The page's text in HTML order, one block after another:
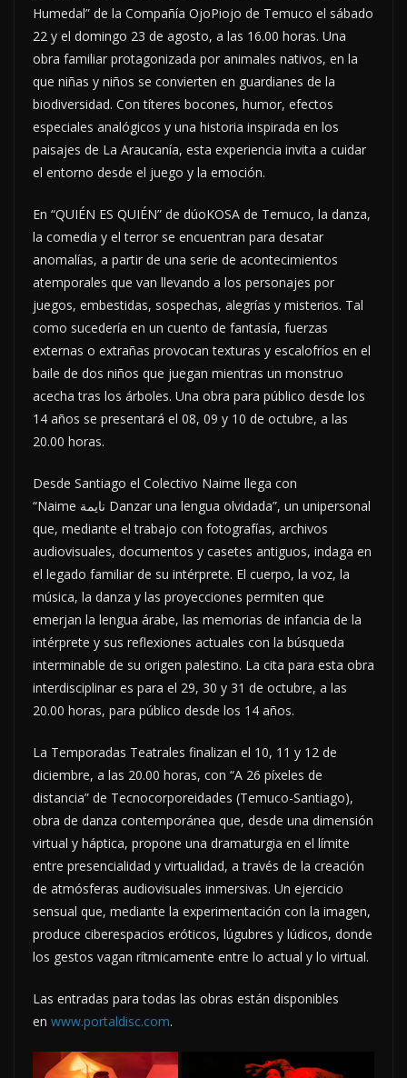
Humedal” de la Compañía OjoPiojo de Temuco el sábado
22 y el domingo 23 de agosto, a las 16.00 horas. Una
obra familiar protagonizada por animales nativos, en la
que niñas y niños se convierten en guardianes de la
biodiversidad. Con títeres bocones, humor, efectos
especiales analógicos y una historia inspirada en los
paisajes de La Araucanía, esta experiencia invita a cuidar
el entorno desde el juego y la emoción.
En “QUIÉN ES QUIÉN” de dúoKOSA de Temuco, la danza,
la comedia y el terror se encuentran para desatar
anomalías, a partir de una serie de acontecimientos
atemporales que van llevando a los personajes por
juegos, embestidas, sospechas, alegrías y misterios. Tal
como sucedería en un cuento de fantasía, fuerzas
externas o extrañas provocan texturas y escalofríos en el
baile de dos niños que juegan mientras un monstruo
acecha tras los árboles. Una obra para público desde los
14 años se presentará el 08, 09 y 10 de octubre, a las
20.00 horas.
Desde Santiago el Colectivo Naime llega con
“Naime نايمة Danzar una lengua olvidada”, un unipersonal
que, mediante el trabajo con fotografías, archivos
audiovisuales, documentos y casetes antiguos, indaga en
el legado familiar de su intérprete. El cuerpo, la voz, la
música, la danza y las proyecciones permiten que
emerjan la lengua árabe, las memorias de infancia de la
intérprete y sus reflexiones actuales con la búsqueda
interminable de su origen palestino. La cita para esta obra
interdisciplinar es para el 29, 30 y 31 de octubre, a las
20.00 horas, para público desde los 14 años.
La Temporadas Teatrales finalizan el 10, 11 y 12 de
diciembre, a las 20.00 horas, con “A 26 píxeles de
distancia” de Tecnocorporeidades (Temuco-Santiago),
obra de danza contemporánea que, desde una dimensión
virtual y háptica, propone una dramaturgia en el límite
entre presencialidad y virtualidad, a través de la creación
de atmósferas audiovisuales inmersivas. Un ejercicio
sensual que, mediante la experimentación con la imagen,
produce ciberespacios eróticos, lúgubres y lúdicos, donde
los gestos vagan rítmicamente entre lo actual y lo virtual.
Las entradas para todas las obras están disponibles
en www.portaldisc.com.